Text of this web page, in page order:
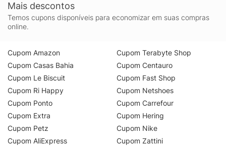
Mais descontos
Temos cupons disponíveis para economizar em suas compras
online.
Cupom Amazon
Cupom Casas Bahia
Cupom Le Biscuit
Cupom Ri Happy
Cupom Ponto
Cupom Extra
Cupom Petz
Cupom AliExpress
Cupom Terabyte Shop
Cupom Centauro
Cupom Fast Shop
Cupom Netshoes
Cupom Carrefour
Cupom Hering
Cupom Nike
Cupom Zattini